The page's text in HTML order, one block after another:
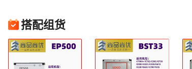
搭配组货